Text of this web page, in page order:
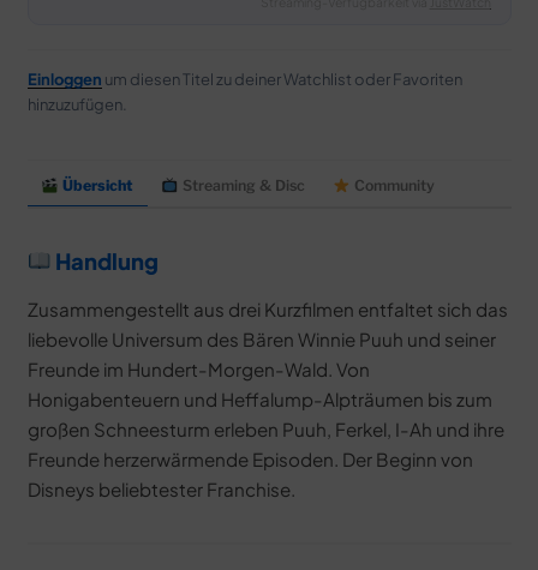
Einloggen um diesen Titel zu deiner Watchlist oder Favoriten
hinzuzufügen.
Übersicht Streaming & Disc Community
Handlung
Zusammengestellt aus drei Kurzfilmen entfaltet sich das
liebevolle Universum des Bären Winnie Puuh und seiner
Freunde im Hundert-Morgen-Wald. Von
Honigabenteuern und Heffalump-Alpträumen bis zum
großen Schneesturm erleben Puuh, Ferkel, I-Ah und ihre
Freunde herzerwärmende Episoden. Der Beginn von
Disneys beliebtester Franchise.